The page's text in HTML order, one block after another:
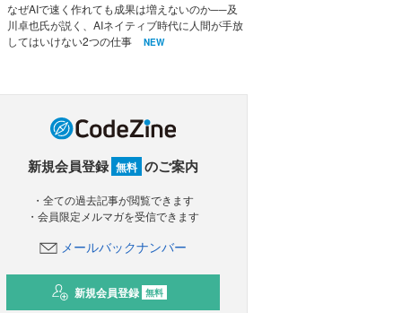
なぜAIで速く作れても成果は増えないのか──及
川卓也氏が説く、AIネイティブ時代に人間が手放
してはいけない2つの仕事
NEW
新規会員登録 無料 のご案内
・全ての過去記事が閲覧できます
・会員限定メルマガを受信できます
メールバックナンバー
新規会員登録 無料